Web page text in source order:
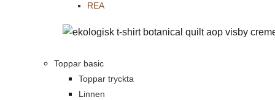
REA
Toppar basic
Toppar tryckta
Linnen